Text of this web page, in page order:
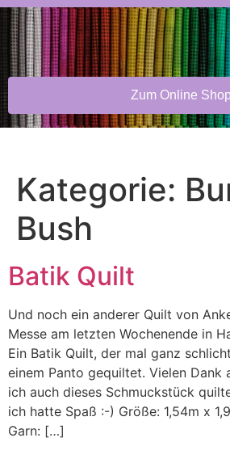
Zum Online Shop
Kategorie:
Bush
Batik Quilt
Und noch ein anderer Quilt von
Messe am letzten Wochenende in
Ein Batik Quilt, der mal ganz
einem Panto gequiltet. Vielen Dank
ich auch dieses Schmuckstück
ich hatte Spaß :-) Größe: 1,54m x
Garn: […]